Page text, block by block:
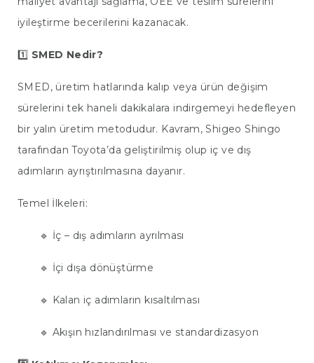
iyileştirme becerilerini kazanacak.
1️⃣ SMED Nedir?
SMED, üretim hatlarında kalıp veya ürün değişim
sürelerini tek haneli dakikalara indirgemeyi hedefleyen
bir yalın üretim metodudur. Kavram, Shigeo Shingo
tarafından Toyota’da geliştirilmiş olup iç ve dış
adımların ayrıştırılmasına dayanır.
Temel İlkeleri:
🔹 İç – dış adımların ayrılması
🔹 İçi dışa dönüştürme
🔹 Kalan iç adımların kısaltılması
🔹 Akışın hızlandırılması ve standardizasyon